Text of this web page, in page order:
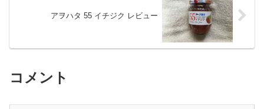
アヲハタ 55 イチジク レビュー
コメント